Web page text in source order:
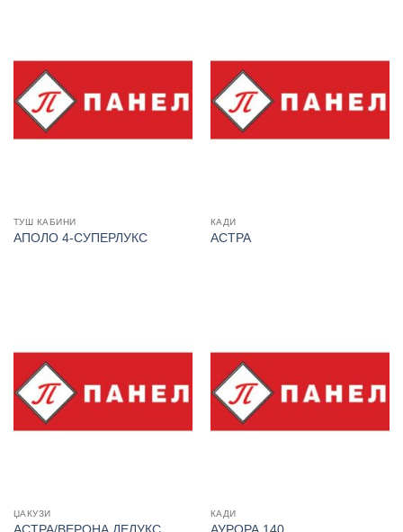
ТУШ КАБИНИ
АПОЛО 4-СУПЕРЛУКС
КАДИ
АСТРА
ЏАКУЗИ КАДИ